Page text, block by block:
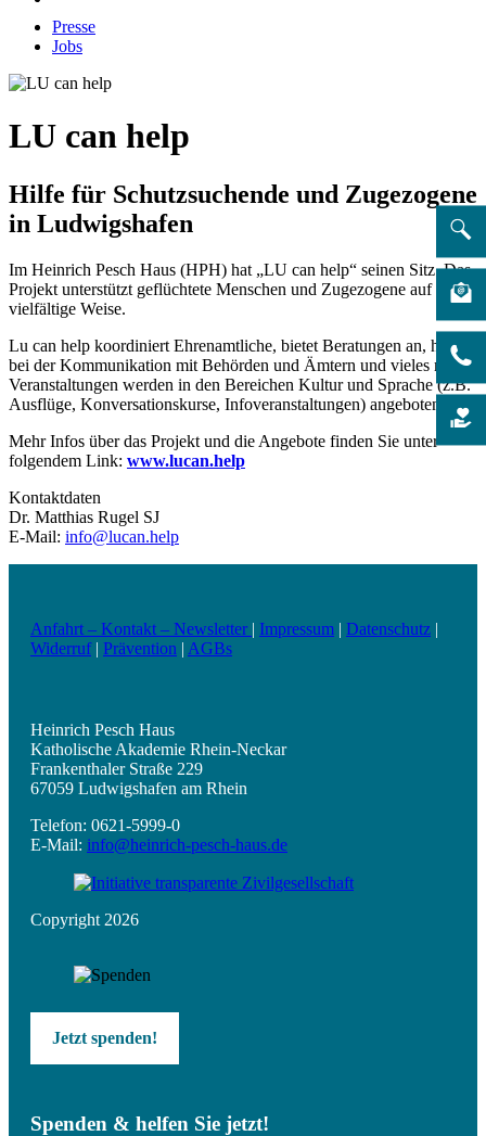
Presse
Jobs
LU can help
Hilfe für Schutzsuchende und Zugezogene
in Ludwigshafen
Im Heinrich Pesch Haus (HPH) hat „LU can help“ seinen Sitz. Das
Projekt unterstützt geflüchtete Menschen und Zugezogene auf
vielfältige Weise.
Lu can help koordiniert Ehrenamtliche, bietet Beratungen an, hilft
bei der Kommunikation mit Behörden und Ämtern und vieles mehr.
Veranstaltungen werden in den Bereichen Kultur und Sprache (z.B.
Ausflüge, Konversationskurse, Infoveranstaltungen) angeboten.
Mehr Infos über das Projekt und die Angebote finden Sie unter
folgendem Link: www.lucan.help
Kontaktdaten
Dr. Matthias Rugel SJ
E-Mail: info@lucan.help
Anfahrt – Kontakt – Newsletter | Impressum | Datenschutz |
Widerruf| Prävention | AGBs
Heinrich Pesch Haus
Katholische Akademie Rhein-Neckar
Frankenthaler Straße 229
67059 Ludwigshafen am Rhein
Telefon: 0621-5999-0
E-Mail: info@heinrich-pesch-haus.de
Copyright 2026
Jetzt spenden!
Spenden & helfen Sie jetzt!